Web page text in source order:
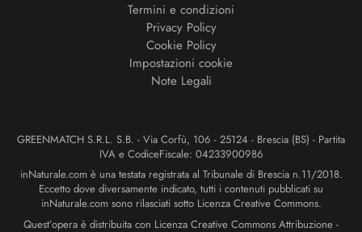
Termini e condizioni
Privacy Policy
Cookie Policy
Impostazioni cookie
Note Legali
GREENMATCH S.R.L. S.B. - Via Corfù, 106 - 25124 - Brescia (BS) - Partita
IVA e CodiceFiscale: 04233900986
inNaturale.com è una testata registrata al Tribunale di Brescia n.11/2018.
Eccetto dove diversamente indicato, tutti i contenuti pubblicati su
inNaturale.com sono rilasciati sotto Licenza Creative Commons.
Quest’opera è distribuita con Licenza Creative Commons Attribuzione -